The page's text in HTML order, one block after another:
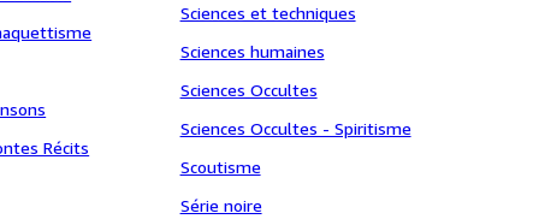
Récits
Sciences et techniques
Sciences humaines
Sciences Occultes
Sciences Occultes - Spiritisme
Scoutisme
Série noire